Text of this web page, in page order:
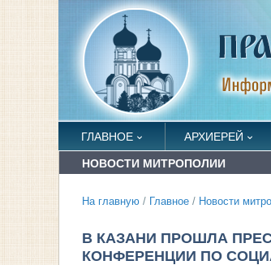
ГЛАВНОЕ АРХИЕРЕЙ
НОВОСТИ МИТРОПОЛИИ
На главную / Главное / Новости
В КАЗАНИ ПРОШЛА
КОНФЕРЕНЦИИ ПО